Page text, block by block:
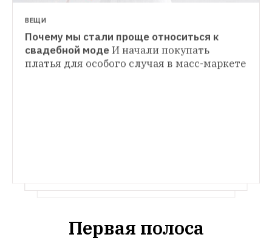
ЛИЧНЫЙ ОПЫТ
Как я стала актрисой индийского кино
бесплатно путешествовать по Индии и
ВЕЩИ
Почему мы стали проще относиться к
свадебной моде И начали покупать
платья для особого случая в масс-маркете
Первая полоса